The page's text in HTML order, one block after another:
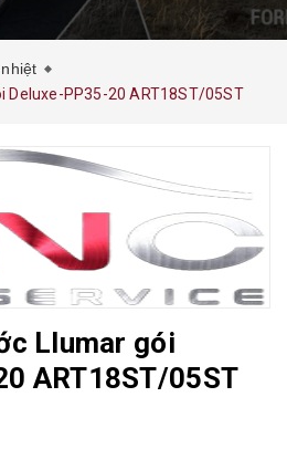
Deluxe-PP35-20 ART18ST/05ST
Llumar gói
ART18ST/05ST